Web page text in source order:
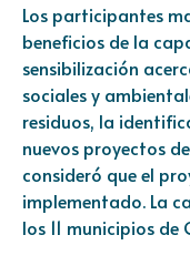
Los participantes
beneficios de la
sensibilización
sociales y
residuos, la
nuevos proyectos
consideró que el
implementado. La
los 11 municipios